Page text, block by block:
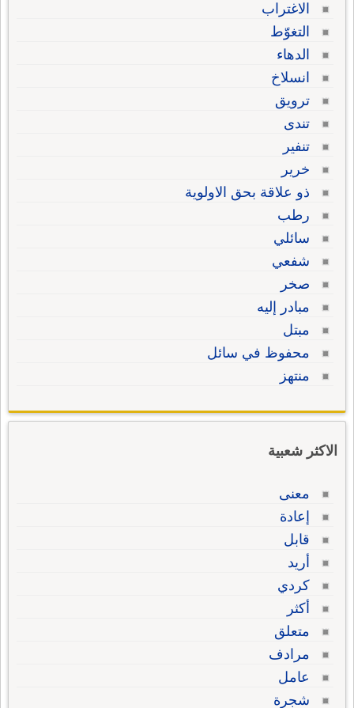
الاغتراب
التغوّط
الدهاء
انسلاخ
ترويق
تندى
تنفير
خرير
ذو علاقة بحق الاولوية
رطب
سائلي
شفعي
صخر
مبادر إليه
مبتل
محفوظ في سائل
منتهز
الاكثر شعبية
معنى
إعادة
قابل
أريد
كردي
أكثر
متعلق
مرادف
عامل
شجرة